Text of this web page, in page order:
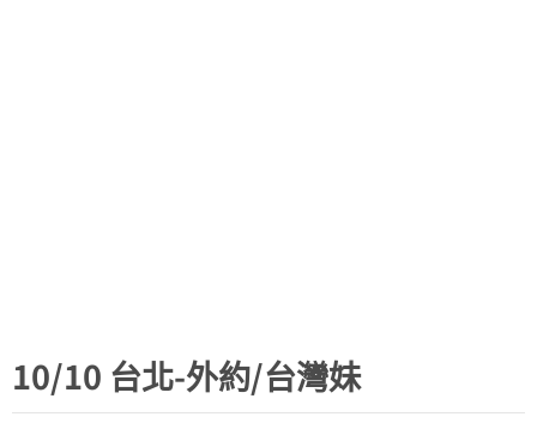
10/10 台北-外約/台灣妹